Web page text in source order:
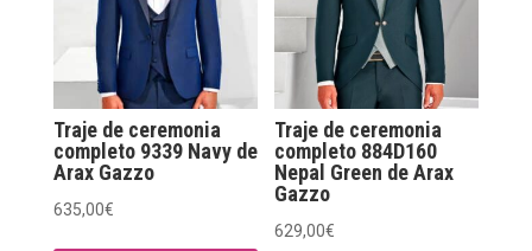
Traje de ceremonia
completo 9339 Navy de
Arax Gazzo
635,00€
Este
Traje de ceremonia
completo 884D160
Nepal Green de Arax
Gazzo
629,00€